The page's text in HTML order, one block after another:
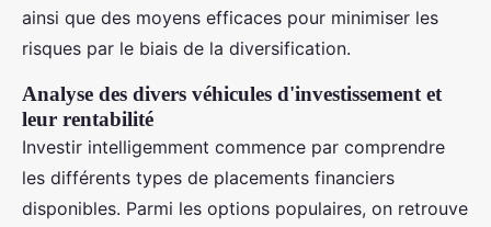
ainsi que des moyens efficaces pour minimiser les
risques par le biais de la diversification.
Analyse des divers véhicules d'investissement et
leur rentabilité
Investir intelligemment commence par comprendre
les différents types de placements financiers
disponibles. Parmi les options populaires, on retrouve